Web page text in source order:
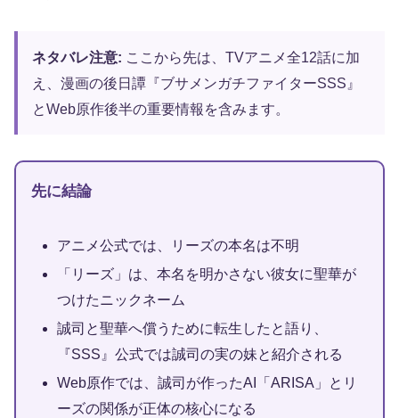
ネタバレ注意: ここから先は、TVアニメ全12話に加
え、漫画の後日譚『ブサメンガチファイターSSS』
とWeb原作後半の重要情報を含みます。
先に結論
アニメ公式では、リーズの本名は不明
「リーズ」は、本名を明かさない彼女に聖華が
つけたニックネーム
誠司と聖華へ償うために転生したと語り、
『SSS』公式では誠司の実の妹と紹介される
Web原作では、誠司が作ったAI「ARISA」とリ
ーズの関係が正体の核心になる